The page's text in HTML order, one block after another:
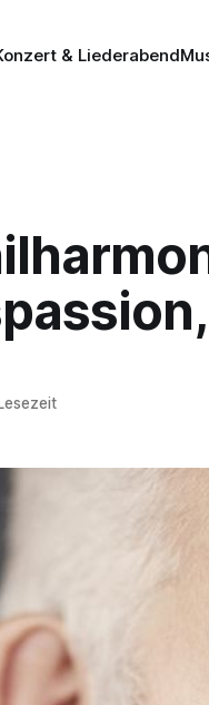
& Liederabend